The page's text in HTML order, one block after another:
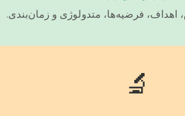
فرضیه‌ها، متدولوژی و زمان‌بندی.
🔬